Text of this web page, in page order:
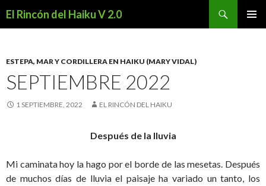
El Rincón del Haiku V 2.0
ESTEPA, MAR Y CORDILLERA EN HAIKU (MARY VIDAL)
SEPTIEMBRE 2022
1 SEPTIEMBRE, 2022 EL RINCÓN DEL HAIKU
Después de la lluvia
Mi caminata hoy la hago por el borde de las mesetas. Después
de muchos días de lluvia el paisaje ha variado un tanto, los